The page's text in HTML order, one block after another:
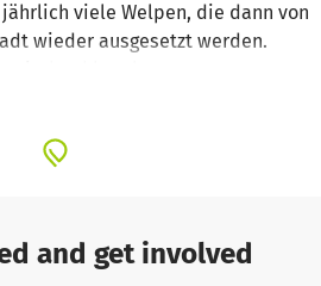
viele Welpen, die dann von
wieder ausgesetzt werden.
Unterstützung können wir
Kontakt mit den
an unserer Seite. Sie haben eine
and get involved